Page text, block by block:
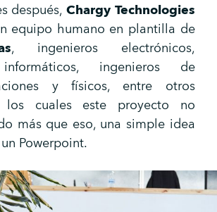
después, Chargy Technologies
equipo humano en plantilla de
, ingenieros electrónicos,
ingenieros de
y físicos, entre otros
los cuales este proyecto no
más que eso, una simple idea
Powerpoint.